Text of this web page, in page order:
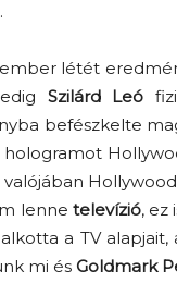
létét
Szilárd Leó
befészkelte
lenne televízió, ez
a TV
mi és Goldmark